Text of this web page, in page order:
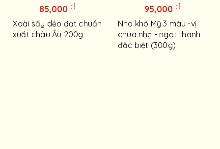
85,000 đ
Xoài sấy dẻo đạt chuẩn
xuất châu Âu 200g
95,000 đ
Nho khô Mỹ 3 màu -vị
chua nhẹ - ngọt thanh
đặc biệt (300g)